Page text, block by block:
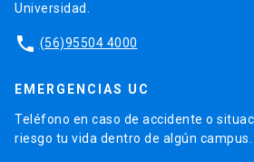
Universidad.
phone (56)95504 4000
EMERGENCIAS UC
Teléfono en caso de accidente o
riesgo tu vida dentro de algún campus.